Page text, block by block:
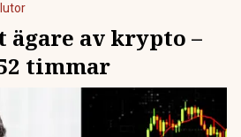
ägare av krypto –
timmar